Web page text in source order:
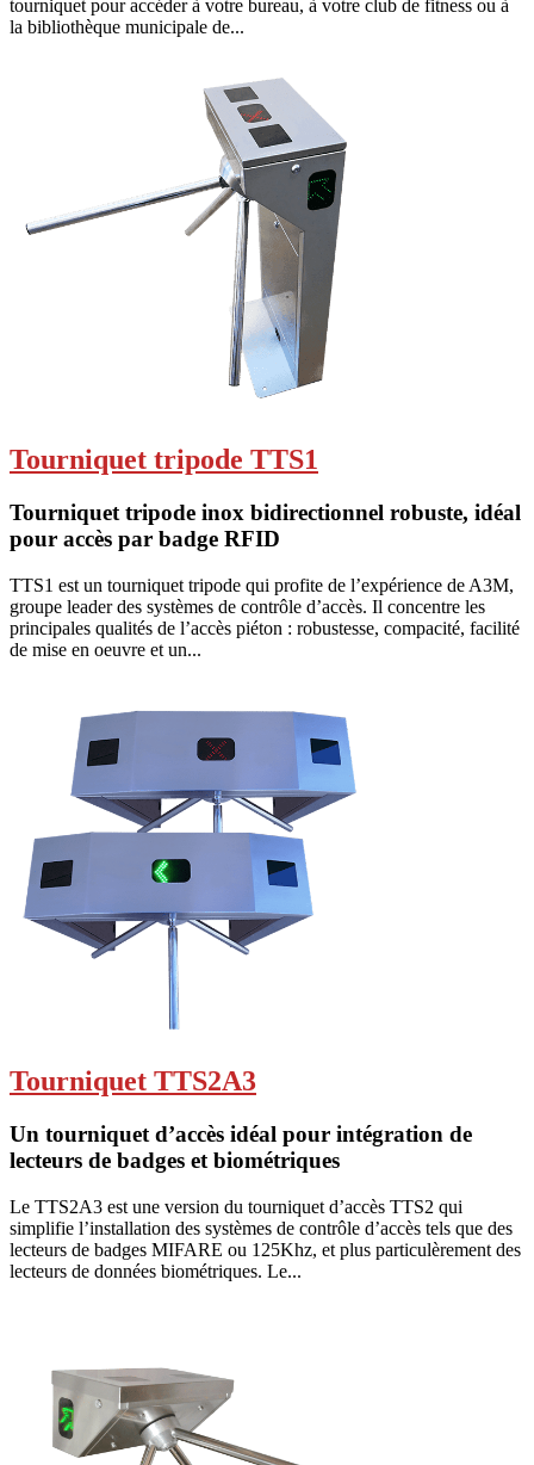
tourniquet pour accéder à votre bureau, à votre club de fitness ou à
la bibliothèque municipale de...
Tourniquet tripode TTS1
Tourniquet tripode inox bidirectionnel robuste, idéal
pour accès par badge RFID
TTS1 est un tourniquet tripode qui profite de l’expérience de A3M,
groupe leader des systèmes de contrôle d’accès. Il concentre les
principales qualités de l’accès piéton : robustesse, compacité, facilité
de mise en oeuvre et un...
Tourniquet TTS2A3
Un tourniquet d’accès idéal pour intégration de
lecteurs de badges et biométriques
Le TTS2A3 est une version du tourniquet d’accès TTS2 qui
simplifie l’installation des systèmes de contrôle d’accès tels que des
lecteurs de badges MIFARE ou 125Khz, et plus particulèrement des
lecteurs de données biométriques. Le...